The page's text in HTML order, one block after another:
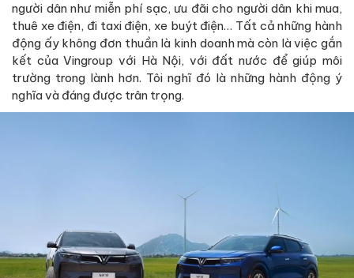
người dân như miễn phí sạc, ưu đãi cho người dân khi mua,
thuê xe điện, đi taxi điện, xe buýt điện… Tất cả những hành
động ấy không đơn thuần là kinh doanh mà còn là việc gắn
kết của Vingroup với Hà Nội, với đất nước để giúp môi
trường trong lành hơn. Tôi nghĩ đó là những hành động ý
nghĩa và đáng được trân trọng.